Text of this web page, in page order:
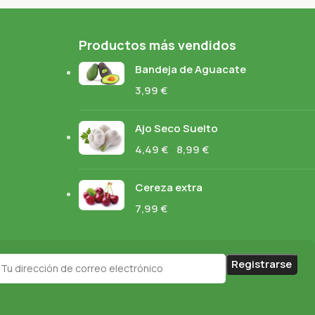
Productos más vendidos
Bandeja de Aguacate
3,99€
Ajo Seco Suelto
4,49€ 8,99€
Cereza extra
7,99€